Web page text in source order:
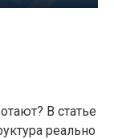
В статье
реально